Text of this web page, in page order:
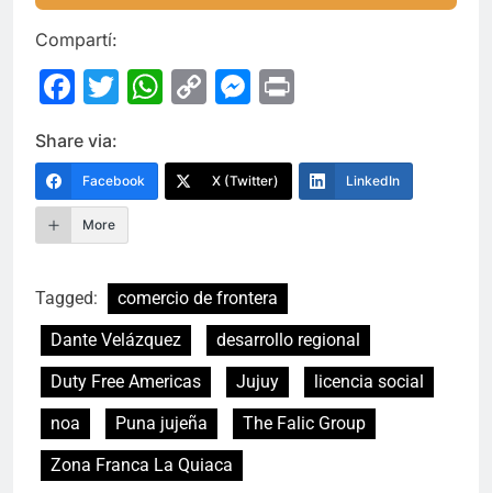
Compartí:
Facebook
Twitter
WhatsApp
CopyMessenger
Share via:
Facebook X (Twitter) LinkedIn
More
Tagged:
comercio de frontera
Dante Velázquez
desarrollo regional
Duty Free Americas
Jujuy
licencia social
noa
Puna jujeña
The Falic Group
Zona Franca La Quiaca